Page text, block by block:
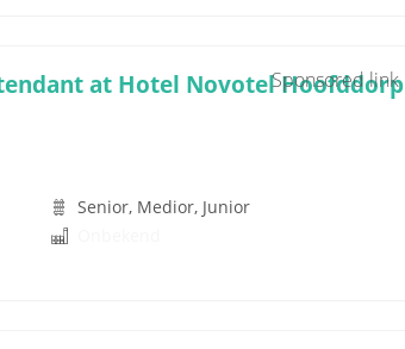
at Hotel Novotel Hoofddorp
Sponsored link
Senior, Medior, Junior